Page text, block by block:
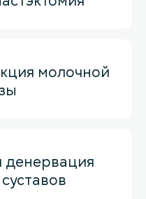
молочной
денервация